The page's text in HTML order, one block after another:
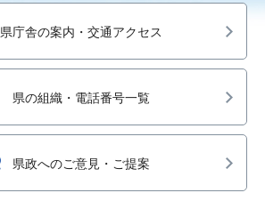
県庁舎の案内・交通アクセス
県の組織・電話番号一覧
県政へのご意見・ご提案